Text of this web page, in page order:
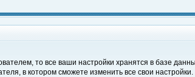
то все ваши настройки хранятся в базе
в котором сможете изменить все свои настройки.